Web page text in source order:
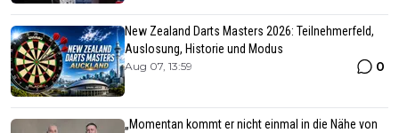
New Zealand Darts Masters 2026: Teilnehmerfeld,
Auslosung, Historie und Modus
Aug 07, 13:59 0
„Momentan kommt er nicht einmal in die Nähe von